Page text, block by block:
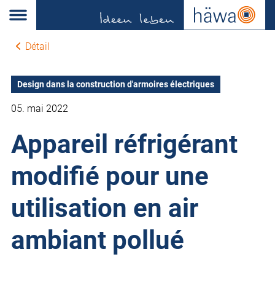
Détail
Design dans la construction d'armoires électriques
05. mai 2022
Appareil réfrigérant
modifié pour une
utilisation en air
ambiant pollué